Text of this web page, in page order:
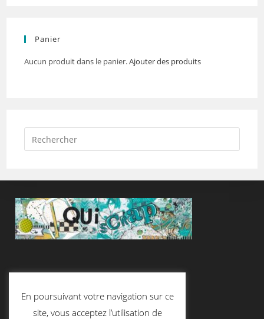
Panier
Aucun produit dans le panier.Ajouter des produits
En poursuivant votre navigation sur ce
site, vous acceptez l’utilisation de